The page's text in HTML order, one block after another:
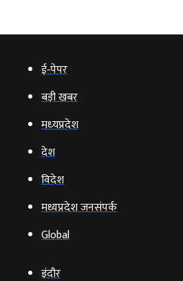
ई‑पेपर
बड़ी खबर
मध्‍यप्रदेश
देश
विदेश
मध्यप्रदेश जनसंपर्क
Global
इंदौर